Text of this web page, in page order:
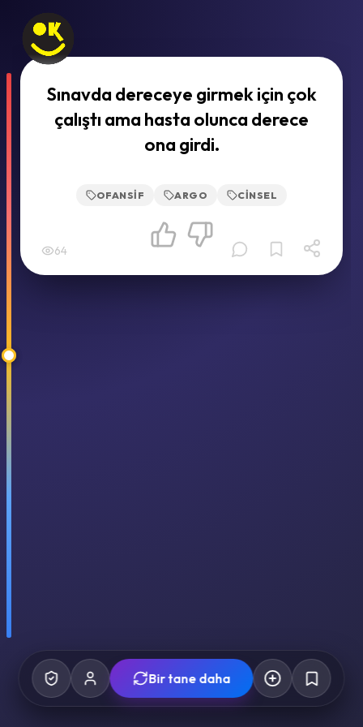
Sınavda dereceye girmek için çok
çalıştı ama hasta olunca derece
ona girdi.
OFANSIF ARGO CINSEL
64
Bir tane daha